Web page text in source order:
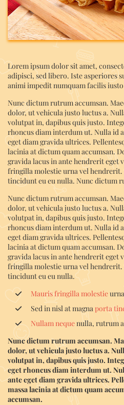
Lorem ipsum dolor sit amet,
adipisci, sed libero. Iste asperiores
animi impedit numquam facilis
Nunc dictum rutrum accumsan.
dolor, ut vehicula justo luctus a.
volutpat in, dapibus quis justo.
rhoncus diam interdum ut. Nulla id
eget diam gravida ultrices.
lacinia at dictum quam accumsan.
gravida lacus in ante hendrerit eget
fringilla molestie urna vel hendrerit.
tincidunt eu eu nulla. Nunc dictum
Nunc dictum rutrum accumsan.
dolor, ut vehicula justo luctus a.
volutpat in, dapibus quis justo.
rhoncus diam interdum ut. Nulla id
eget diam gravida ultrices.
lacinia at dictum quam accumsan.
gravida lacus in ante hendrerit eget
fringilla molestie urna vel hendrerit.
tincidunt eu eu nulla.
Mauris fringilla molestie
Sed in nisl at magna porta
Nullam nequenulla, rutrum
Nunc dictum rutrum accumsan.
dolor, ut vehicula justo luctus a.
volutpat in, dapibus quis justo.
eget rhoncus diam interdum ut.
ante eget diam gravida ultrices.
massa lacinia at dictum quam
accumsan.